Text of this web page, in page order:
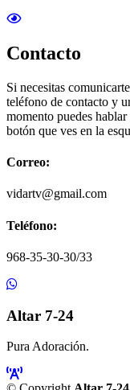
Contacto
Si necesitas
teléfono de contacto y
momento puedes
botón que ves en la
Correo:
vidartv@gmail.com
Teléfono:
968-35-30-30/33
Altar 7-24
Pura Adoración.